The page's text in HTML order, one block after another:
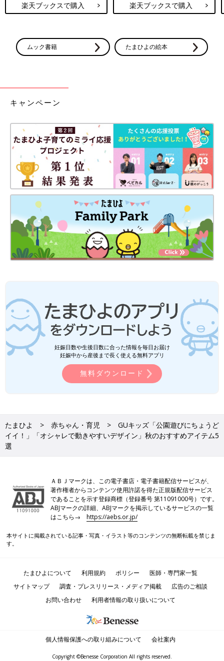
楽天ブックスで購入 楽天ブックスで購入
ムック書籍 たまひよの絵本
キャンペーン
妊娠日数や生後日数に合った情報を毎日お届け
妊娠中から産後まで長く使える無料アプリ
無料ダウンロード
たまひよ 赤ちゃん・育児
GUキッズ「公園遊びにちょうど
イイ！」「オシャレで動きやすいデザイン」秋のおすすめアイテム5
選
ＡＢＪマークは、この電子書店・電子書籍配信サービスが、
著作権者からコンテンツ使用許諾を得た正規版配信サービス
であることを示す登録商標（登録番号 第11091000号）です。
ABJマークの詳細、ABJマークを掲示しているサービスの一覧
はこちら→https://aebs.or.jp/
本サイトに掲載されている記事・写真・イラスト等のコンテンツの無断転載を禁じま
す。
たまひよについて 利用規約 ポリシー
医師・専門家一覧
サイトマップ
調査・プレスリリース・メディア掲載
広告のご相談
お問い合わせ
利用者情報の取り扱いについて
個人情報保護への取り組みについて 会社案内
Copyright ©Benesse Corporation All rights reserved.